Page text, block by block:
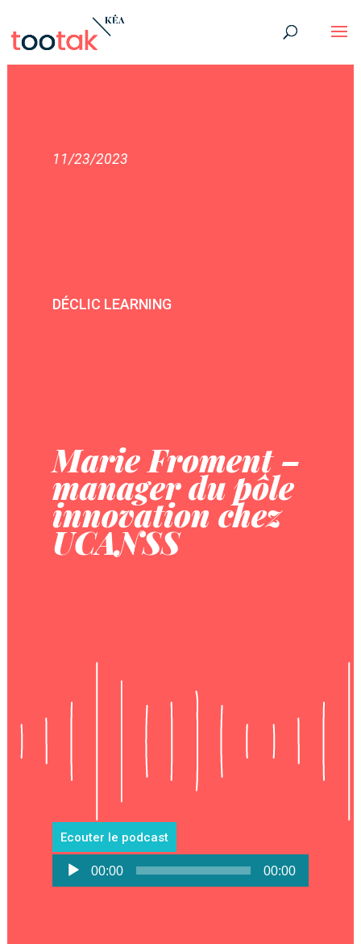
11/23/2023
DÉCLIC LEARNING
Marie Froment –
manager du pôle
innovation chez
UCANSS
Ecouter le podcast
Lecteur
audio
00:00 00:00